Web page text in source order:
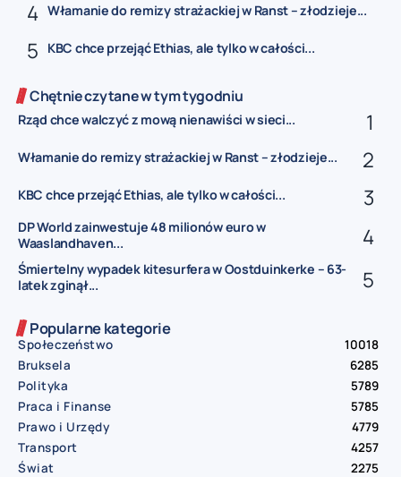
Włamanie do remizy strażackiej w Ranst – złodzieje...
KBC chce przejąć Ethias, ale tylko w całości...
Chętnie czytane w tym tygodniu
Rząd chce walczyć z mową nienawiści w sieci...
Włamanie do remizy strażackiej w Ranst – złodzieje...
KBC chce przejąć Ethias, ale tylko w całości...
DP World zainwestuje 48 milionów euro w
Waaslandhaven...
Śmiertelny wypadek kitesurfera w Oostduinkerke – 63-
latek zginął...
Popularne kategorie
Społeczeństwo
10018
Bruksela
6285
Polityka
5789
Praca i Finanse
5785
Prawo i Urzędy
4779
Transport
4257
Świat
2275